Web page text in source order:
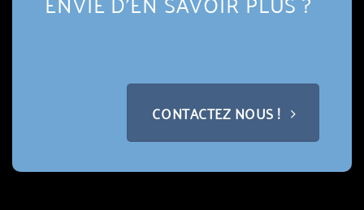
CONTACTEZ NOUS !